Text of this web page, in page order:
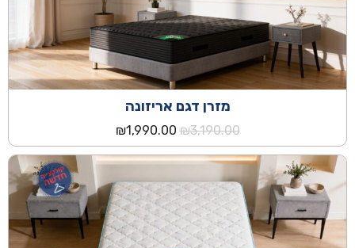
מזרן דגם אריזונה
₪3,190.00
המחיר
המקורי
היה:
₪1,990.00
הנוכחי
הוא:
₪1,990.00.